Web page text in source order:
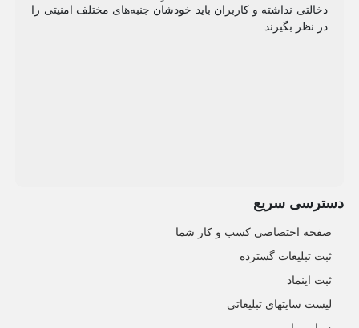
دخالتی نداشته و کاربران باید خودشان جنبه‌های مختلف امنیتی را
در نظر بگیرند.
دسترسی سریع
صفحه اختصاصی کسب و کار شما
ثبت تبلیغات گسترده
ثبت اینماد
لیست سایتهای تبلیغاتی